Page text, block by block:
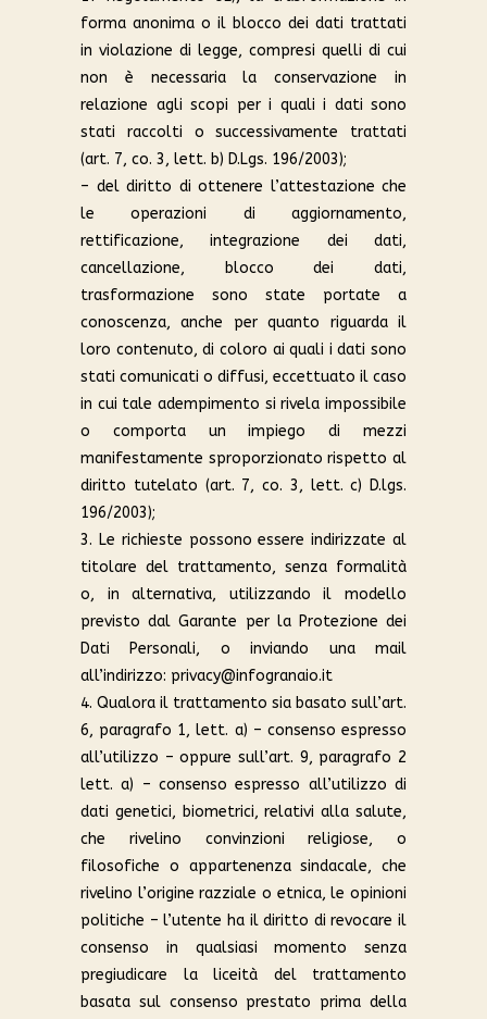
forma anonima o il blocco dei dati trattati
in violazione di legge, compresi quelli di cui
non è necessaria la conservazione in
relazione agli scopi per i quali i dati sono
stati raccolti o successivamente trattati
(art. 7, co. 3, lett. b) D.Lgs. 196/2003);
– del diritto di ottenere l’attestazione che
le operazioni di aggiornamento,
rettificazione, integrazione dei dati,
cancellazione, blocco dei dati,
trasformazione sono state portate a
conoscenza, anche per quanto riguarda il
loro contenuto, di coloro ai quali i dati sono
stati comunicati o diffusi, eccettuato il caso
in cui tale adempimento si rivela impossibile
o comporta un impiego di mezzi
manifestamente sproporzionato rispetto al
diritto tutelato (art. 7, co. 3, lett. c) D.lgs.
196/2003);
3. Le richieste possono essere indirizzate al
titolare del trattamento, senza formalità
o, in alternativa, utilizzando il modello
previsto dal Garante per la Protezione dei
Dati Personali, o inviando una mail
all’indirizzo: privacy@infogranaio.it
4. Qualora il trattamento sia basato sull’art.
6, paragrafo 1, lett. a) – consenso espresso
all’utilizzo – oppure sull’art. 9, paragrafo 2
lett. a) – consenso espresso all’utilizzo di
dati genetici, biometrici, relativi alla salute,
che rivelino convinzioni religiose, o
filosofiche o appartenenza sindacale, che
rivelino l’origine razziale o etnica, le opinioni
politiche – l’utente ha il diritto di revocare il
consenso in qualsiasi momento senza
pregiudicare la liceità del trattamento
basata sul consenso prestato prima della